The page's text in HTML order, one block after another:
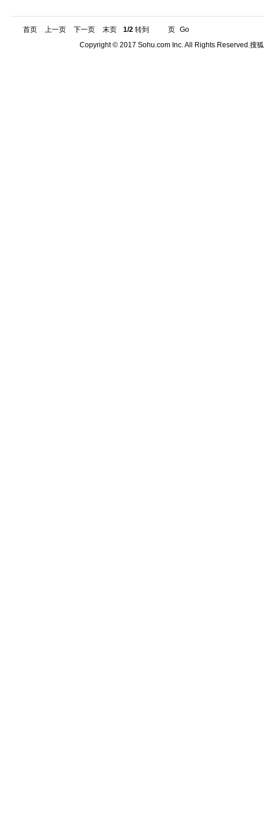
首页 上一页 下一页 末页 1/2 转到 页 Go
Copyright © 2017 Sohu.com Inc. All Rights Reserved.搜